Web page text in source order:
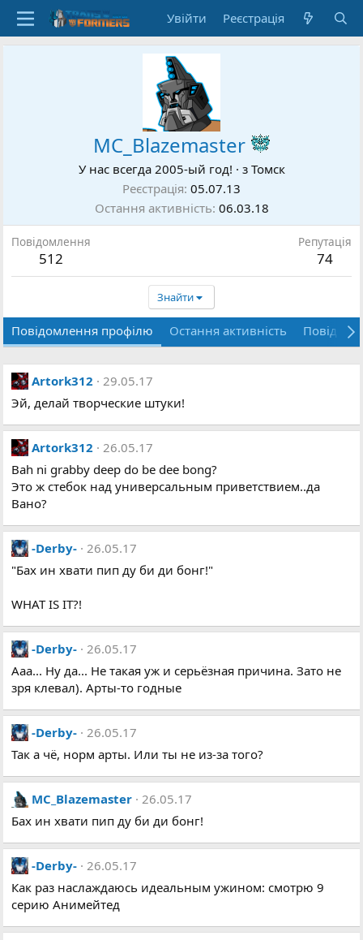
Увійти Реєстрація
MC_Blazemaster
У нас всегда 2005-ый год! · з Томск
Реєстрація 05.07.13
Остання активність 06.03.18
Повідомлення
512
Репутація
74
Знайти
Повідомлення профілю Остання активність
Artork312
29.05.17
Эй, делай творческие штуки!
Artork312
26.05.17
Bah ni grabby deep do be dee bong?
Это ж стебок над универсальным приветствием..да
Вано?
-Derby-
26.05.17
"Бах ин хвати пип ду би ди бонг!"
WHAT IS IT?!
-Derby-
26.05.17
Ааа... Ну да... Не такая уж и серьёзная причина. Зато не
зря клевал). Арты-то годные
-Derby-
26.05.17
Так а чё, норм арты. Или ты не из-за того?
MC_Blazemaster
26.05.17
Бах ин хвати пип ду би ди бонг!
-Derby-
26.05.17
Как раз наслаждаюсь идеальным ужином: смотрю 9
серию Анимейтед